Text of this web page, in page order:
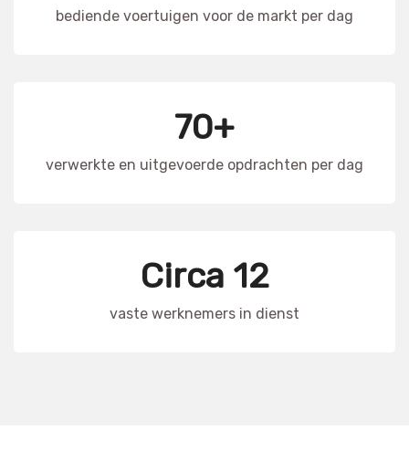
bediende voertuigen voor de markt per dag
70+
verwerkte en uitgevoerde opdrachten per dag
Circa 12
vaste werknemers in dienst